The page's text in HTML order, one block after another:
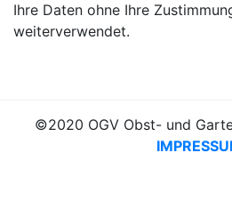
Ihre Daten ohne Ihre
weiterverwendet.
©2020 OGV Obst- und